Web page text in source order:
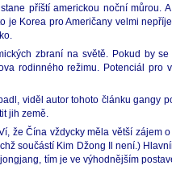
příští americkou noční můrou.
Korea pro Američany velmi
zbraní na světě. Pokud by
rodinného režimu. Potenciál pro
viděl autor tohoto článku gangy
jih země.
že Čína vždycky měla větší zájem
součástí Kim Džong Il není.)
tím je ve výhodnějším